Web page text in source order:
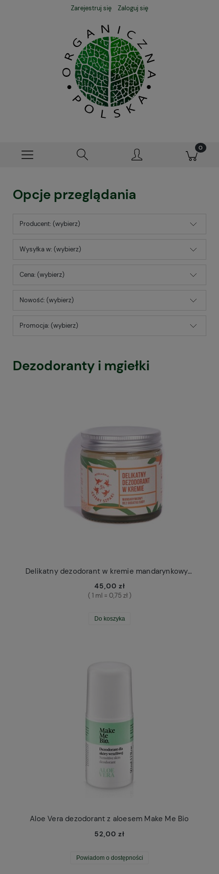
Zarejestruj się Zaloguj się
Opcje przeglądania
Producent: (wybierz)
Wysyłka w: (wybierz)
Cena: (wybierz)
Nowość: (wybierz)
Promocja: (wybierz)
Dezodoranty i mgiełki
Delikatny dezodorant w kremie mandarynkowy Cztery Szpaki
45,00 zł
( 1 ml = 0,75 zł )
Do koszyka
Aloe Vera dezodorant z aloesem Make Me Bio
52,00 zł
Powiadom o dostępności